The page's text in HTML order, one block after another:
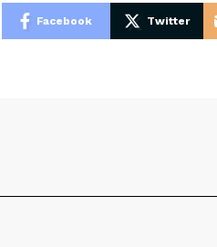
Facebook Twitter